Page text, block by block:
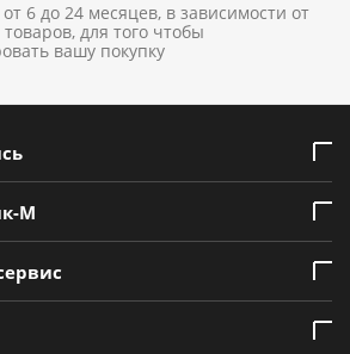
6 до 24 месяцев, в зависимости от
товаров, для того чтобы
вашу покупку
М